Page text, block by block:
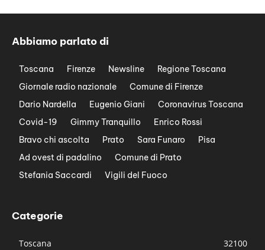
Abbiamo parlato di
Toscana Firenze Newsline
Regione Toscana
Giornale radio nazionale
Comune di Firenze
Dario Nardella
Eugenio Giani
Coronavirus Toscana
Covid-19
Gimmy Tranquillo
Enrico Rossi
Bravo chi ascolta
Prato Sara Funaro
Pisa
Ad ovest di padalino
Comune di Prato
Stefania Saccardi
Vigili del Fuoco
Categorie
Toscana
32100